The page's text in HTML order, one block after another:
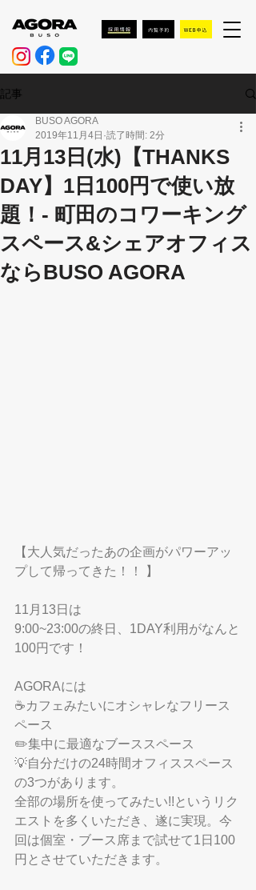
記事
11月13日(水)【THANKS
DAY】1日100円で使い放
題！- 町田のコワーキング
スペース&シェアオフィス
ならBUSO AGORA
BUSO AGORA
2019年11月4日 読了時間: 2分
【大人気だったあの企画がパワーアッ
プして帰ってきた！！ 】
11月13日は
9:00~23:00の終日、1DAY利用がなんと
100円です！
AGORAには
☕️カフェみたいにオシャレなフリース
ペース
✏️集中に最適なブーススペース
💡自分だけの24時間オフィススペース
の3つがあります。
全部の場所を使ってみたい!!というリク
エストを多くいただき、遂に実現。今
回は個室・ブース席まで試せて1日100
円とさせていただきます。